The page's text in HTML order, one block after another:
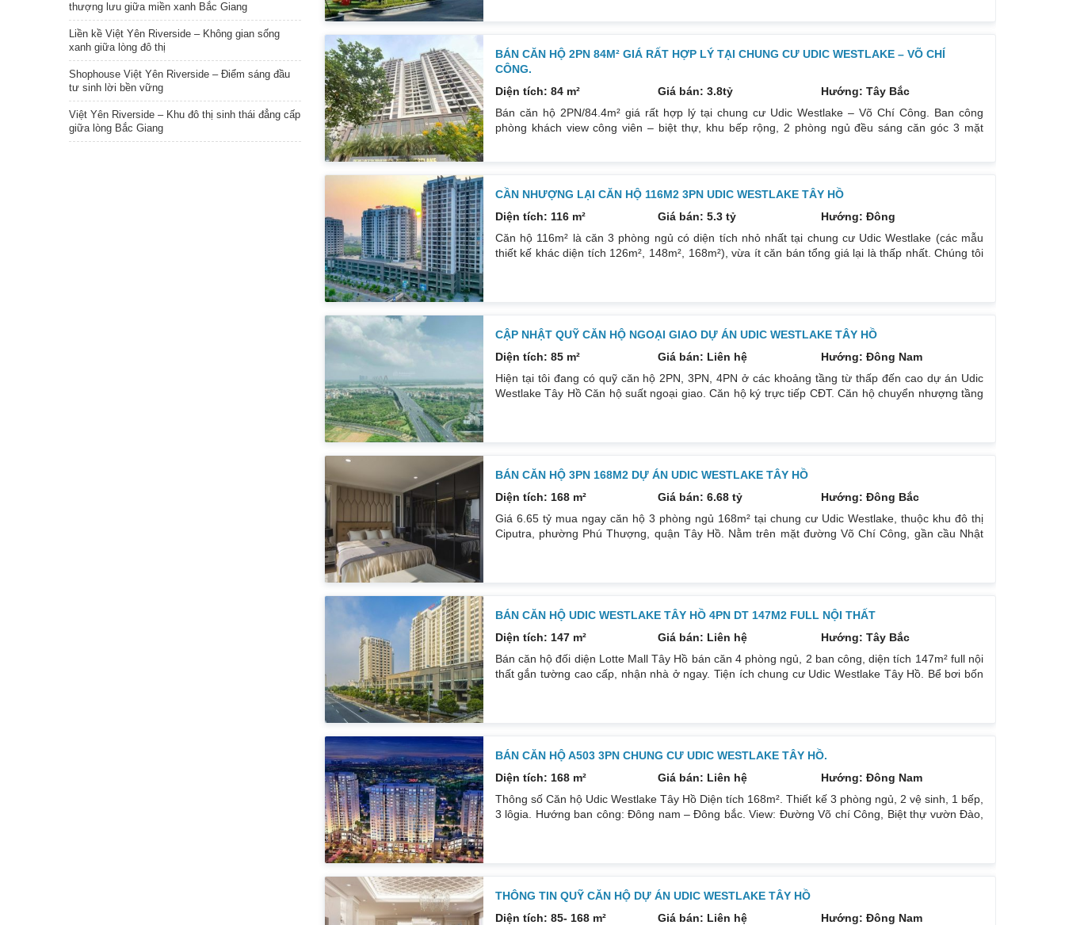
BÁN CĂN HỘ 2PN 84M² GIÁ RẤT HỢP LÝ TẠI CHUNG CƯ UDIC WESTLAKE – VÕ CHÍ
CÔNG.
Diện tích: 84 m²
Giá bán: 3.8tỷ
Hướng: Tây Bắc
Bán căn hộ 2PN/84.4m² giá rất hợp lý tại chung cư Udic Westlake – Võ Chí Công. Ban công
phòng khách view công viên – biệt thự, khu bếp rộng, 2 phòng ngủ đều sáng căn góc 3 mặt
CẦN NHƯỢNG LẠI CĂN HỘ 116M2 3PN UDIC WESTLAKE TÂY HỒ
Diện tích: 116 m²
Giá bán: 5.3 tỷ
Hướng: Đông
Căn hộ 116m² là căn 3 phòng ngủ có diện tích nhỏ nhất tại chung cư Udic Westlake (các mẫu
thiết kế khác diện tích 126m², 148m², 168m²), vừa ít căn bán tổng giá lại là thấp nhất. Chúng tôi
CẬP NHẬT QUỸ CĂN HỘ NGOẠI GIAO DỰ ÁN UDIC WESTLAKE TÂY HỒ
Diện tích: 85 m²
Giá bán: Liên hệ
Hướng: Đông Nam
Hiện tại tôi đang có quỹ căn hộ 2PN, 3PN, 4PN ở các khoảng tầng từ thấp đến cao dự án Udic
Westlake Tây Hồ Căn hộ suất ngoại giao. Căn hộ ký trực tiếp CĐT. Căn hộ chuyển nhượng tầng
BÁN CĂN HỘ 3PN 168M2 DỰ ÁN UDIC WESTLAKE TÂY HỒ
Diện tích: 168 m²
Giá bán: 6.68 tỷ
Hướng: Đông Bắc
Giá 6.65 tỷ mua ngay căn hộ 3 phòng ngủ 168m² tại chung cư Udic Westlake, thuộc khu đô thị
Ciputra, phường Phú Thượng, quận Tây Hồ. Nằm trên mặt đường Võ Chí Công, gần cầu Nhật
BÁN CĂN HỘ UDIC WESTLAKE TÂY HỒ 4PN DT 147M2 FULL NỘI THẤT
Diện tích: 147 m²
Giá bán: Liên hệ
Hướng: Tây Bắc
Bán căn hộ đối diện Lotte Mall Tây Hồ bán căn 4 phòng ngủ, 2 ban công, diện tích 147m² full nội
thất gắn tường cao cấp, nhận nhà ở ngay. Tiện ích chung cư Udic Westlake Tây Hồ. Bể bơi bốn
BÁN CĂN HỘ A503 3PN CHUNG CƯ UDIC WESTLAKE TÂY HỒ.
Diện tích: 168 m²
Giá bán: Liên hệ
Hướng: Đông Nam
Thông số Căn hộ Udic Westlake Tây Hồ Diện tích 168m². Thiết kế 3 phòng ngủ, 2 vệ sinh, 1 bếp,
3 lôgia. Hướng ban công: Đông nam – Đông bắc. View: Đường Võ chí Công, Biệt thự vườn Đào,
THÔNG TIN QUỸ CĂN HỘ DỰ ÁN UDIC WESTLAKE TÂY HỒ
Diện tích: 85- 168 m²
Giá bán: Liên hệ
Hướng: Đông Nam
thượng lưu giữa miền xanh Bắc Giang
Liền kề Việt Yên Riverside – Không gian sống
xanh giữa lòng đô thị
Shophouse Việt Yên Riverside – Điểm sáng đầu
tư sinh lời bền vững
Việt Yên Riverside – Khu đô thị sinh thái đẳng cấp
giữa lòng Bắc Giang